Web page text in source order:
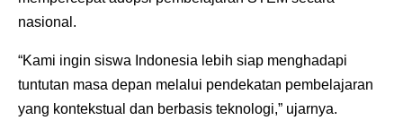
nasional.
“Kami ingin siswa Indonesia lebih siap menghadapi
tuntutan masa depan melalui pendekatan pembelajaran
yang kontekstual dan berbasis teknologi,” ujarnya.